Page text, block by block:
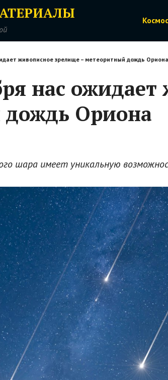
Космос
живописное зрелище – метеоритный дождь Ориона
нас
Ориона
шара имеет уникальную